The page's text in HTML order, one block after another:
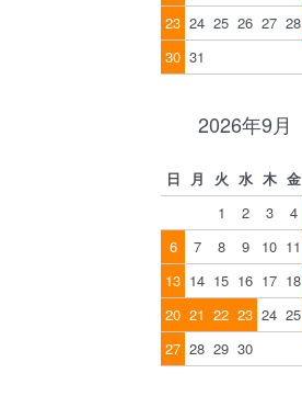
23 24 25 26 27 28
30 31
2026年9月
日 月 火 水 木 金
1
2 3 4
6
7 8 9 10 11
13 14 15 16 17 18
20 21 22 23 24 25
27 28 29 30